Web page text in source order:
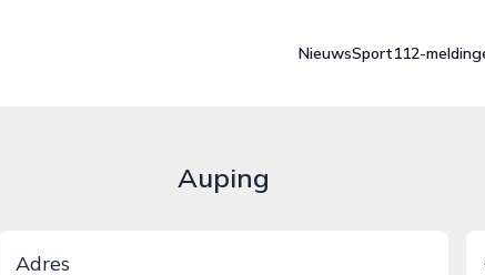
NieuwsSport112-
Auping
Adres